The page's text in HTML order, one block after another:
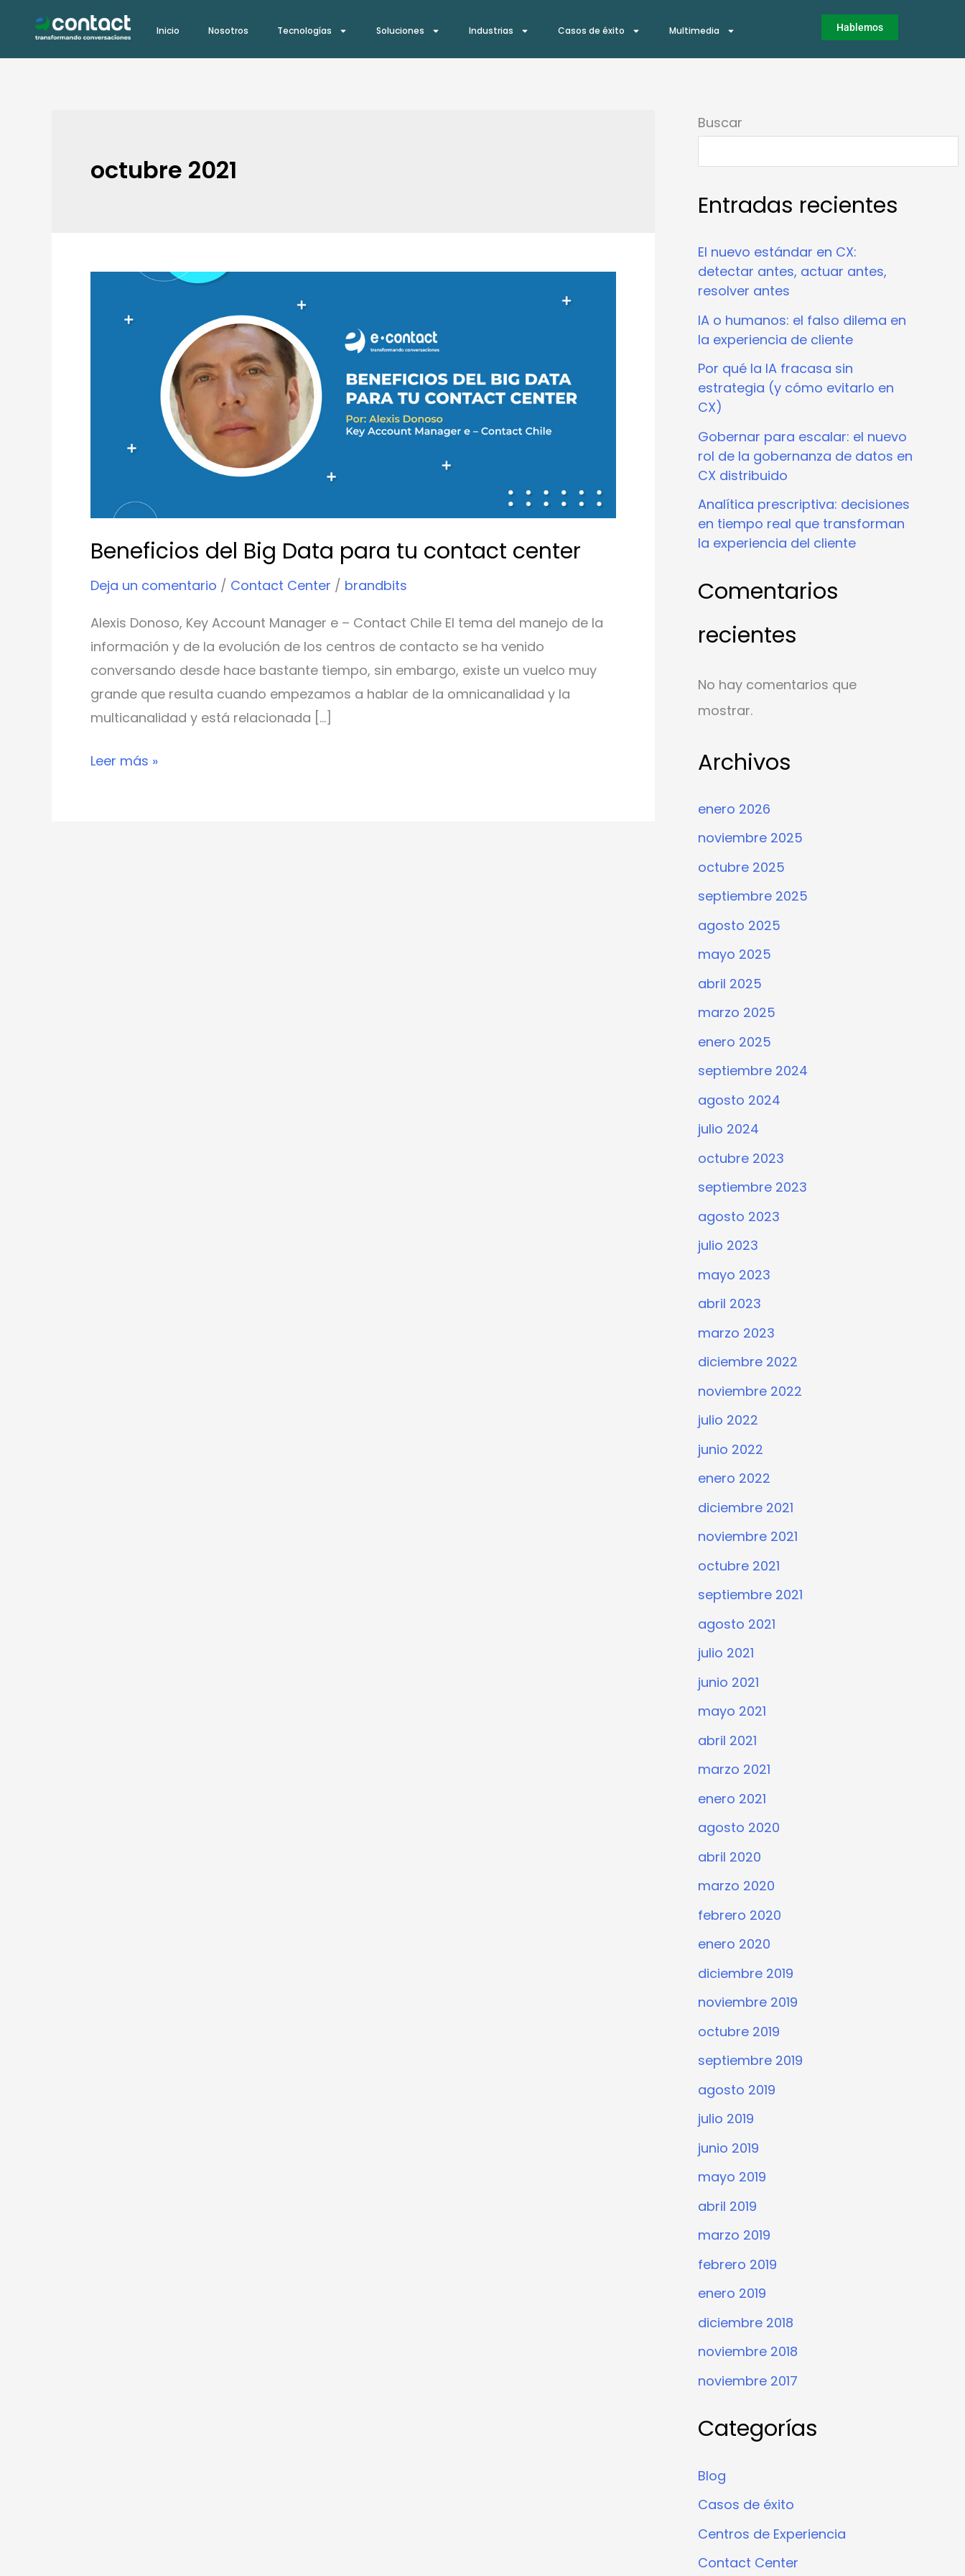
contenido
Inicio Nosotros Tecnologías Soluciones Industrias Casos de éxito Multimedia Hablemos
octubre 2021
Beneficios del Big Data para tu contact center
Deja un comentario / Contact Center / brandbits
Alexis Donoso, Key Account Manager e – Contact Chile El tema del manejo de la
información y de la evolución de los centros de contacto se ha venido
conversando desde hace bastante tiempo, sin embargo, existe un vuelco muy
grande que resulta cuando empezamos a hablar de la omnicanalidad y la
multicanalidad y está relacionada […]
Beneficios
center
Leer más »
Buscar
Entradas recientes
El nuevo estándar en CX:
detectar antes, actuar antes,
resolver antes
IA o humanos: el falso dilema en
la experiencia de cliente
Por qué la IA fracasa sin
estrategia (y cómo evitarlo en
CX)
Gobernar para escalar: el nuevo
rol de la gobernanza de datos en
CX distribuido
Analítica prescriptiva: decisiones
en tiempo real que transforman
la experiencia del cliente
Comentarios
recientes
No hay comentarios que
mostrar.
Archivos
enero 2026
noviembre 2025
octubre 2025
septiembre 2025
agosto 2025
mayo 2025
abril 2025
marzo 2025
enero 2025
septiembre 2024
agosto 2024
julio 2024
octubre 2023
septiembre 2023
agosto 2023
julio 2023
mayo 2023
abril 2023
marzo 2023
diciembre 2022
noviembre 2022
julio 2022
junio 2022
enero 2022
diciembre 2021
noviembre 2021
octubre 2021
septiembre 2021
agosto 2021
julio 2021
junio 2021
mayo 2021
abril 2021
marzo 2021
enero 2021
agosto 2020
abril 2020
marzo 2020
febrero 2020
enero 2020
diciembre 2019
noviembre 2019
octubre 2019
septiembre 2019
agosto 2019
julio 2019
junio 2019
mayo 2019
abril 2019
marzo 2019
febrero 2019
enero 2019
diciembre 2018
noviembre 2018
noviembre 2017
Categorías
Blog
Casos de éxito
Centros de Experiencia
Contact Center